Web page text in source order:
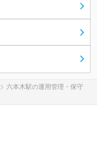
六本木駅の運用管理・保守